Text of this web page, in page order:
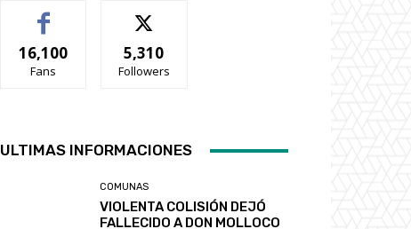
16,100
Fans
5,310
Followers
ULTIMAS INFORMACIONES
COMUNAS
VIOLENTA COLISIÓN DEJÓ
FALLECIDO A DON MOLLOCO